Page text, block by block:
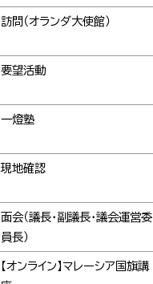
訪問（オランダ大使館）
要望活動
一燈塾
現地確認
面会（議長・副議長・議会運営委
員長）
【オンライン】マレーシア国旗講